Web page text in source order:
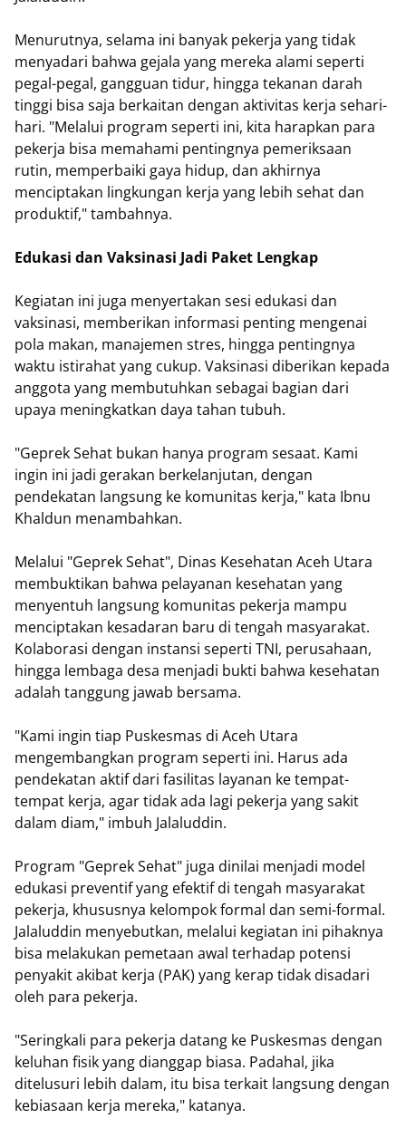
Menurutnya, selama ini banyak pekerja yang tidak
menyadari bahwa gejala yang mereka alami seperti
pegal-pegal, gangguan tidur, hingga tekanan darah
tinggi bisa saja berkaitan dengan aktivitas kerja sehari-
hari. "Melalui program seperti ini, kita harapkan para
pekerja bisa memahami pentingnya pemeriksaan
rutin, memperbaiki gaya hidup, dan akhirnya
menciptakan lingkungan kerja yang lebih sehat dan
produktif," tambahnya.
Edukasi dan Vaksinasi Jadi Paket Lengkap
Kegiatan ini juga menyertakan sesi edukasi dan
vaksinasi, memberikan informasi penting mengenai
pola makan, manajemen stres, hingga pentingnya
waktu istirahat yang cukup. Vaksinasi diberikan kepada
anggota yang membutuhkan sebagai bagian dari
upaya meningkatkan daya tahan tubuh.
"Geprek Sehat bukan hanya program sesaat. Kami
ingin ini jadi gerakan berkelanjutan, dengan
pendekatan langsung ke komunitas kerja," kata Ibnu
Khaldun menambahkan.
Melalui "Geprek Sehat", Dinas Kesehatan Aceh Utara
membuktikan bahwa pelayanan kesehatan yang
menyentuh langsung komunitas pekerja mampu
menciptakan kesadaran baru di tengah masyarakat.
Kolaborasi dengan instansi seperti TNI, perusahaan,
hingga lembaga desa menjadi bukti bahwa kesehatan
adalah tanggung jawab bersama.
"Kami ingin tiap Puskesmas di Aceh Utara
mengembangkan program seperti ini. Harus ada
pendekatan aktif dari fasilitas layanan ke tempat-
tempat kerja, agar tidak ada lagi pekerja yang sakit
dalam diam," imbuh Jalaluddin.
Program "Geprek Sehat" juga dinilai menjadi model
edukasi preventif yang efektif di tengah masyarakat
pekerja, khususnya kelompok formal dan semi-formal.
Jalaluddin menyebutkan, melalui kegiatan ini pihaknya
bisa melakukan pemetaan awal terhadap potensi
penyakit akibat kerja (PAK) yang kerap tidak disadari
oleh para pekerja.
"Seringkali para pekerja datang ke Puskesmas dengan
keluhan fisik yang dianggap biasa. Padahal, jika
ditelusuri lebih dalam, itu bisa terkait langsung dengan
kebiasaan kerja mereka," katanya.